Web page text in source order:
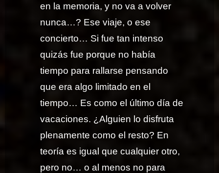
en la memoria, y no va a volver
nunca…? Ese viaje, o ese
concierto… Si fue tan intenso
quizás fue porque no había
tiempo para rallarse pensando
que era algo limitado en el
tiempo… Es como el último día de
vacaciones. ¿Alguien lo disfruta
plenamente como el resto? En
teoría es igual que cualquier otro,
pero no… o al menos no para